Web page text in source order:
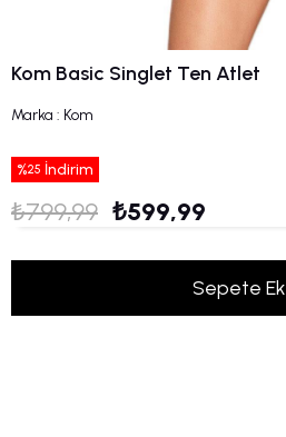
Kom Basic Singlet Ten Atlet
Marka : Kom
%25 İndirim
₺799,99 ₺599,99